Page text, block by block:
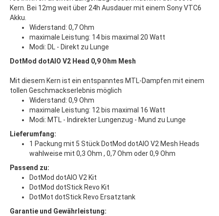
Kern. Bei 12mg weit über 24h Ausdauer mit einem Sony VTC6
Akku.
Widerstand: 0,7 Ohm
maximale Leistung: 14 bis maximal 20 Watt
Modi: DL - Direkt zu Lunge
DotMod dotAIO V2 Head 0,9 Ohm Mesh
Mit diesem Kern ist ein entspanntes MTL-Dampfen mit einem
tollen Geschmackserlebnis möglich
Widerstand: 0,9 Ohm
maximale Leistung: 12 bis maximal 16 Watt
Modi: MTL - Indirekter Lungenzug - Mund zu Lunge
Lieferumfang:
1 Packung mit 5 Stück DotMod dotAIO V2 Mesh Heads
wahlweise mit 0,3 Ohm , 0,7 Ohm oder 0,9 Ohm
Passend zu:
DotMod dotAIO V2 Kit
DotMod dotStick Revo Kit
DotMot dotStick Revo Ersatztank
Garantie und Gewährleistung: